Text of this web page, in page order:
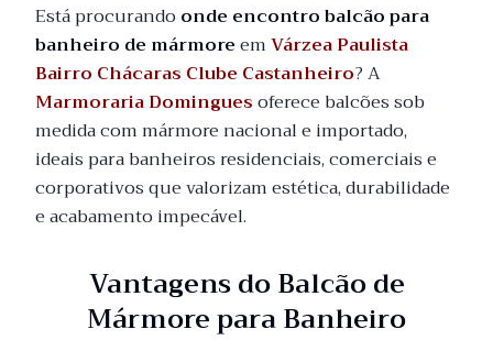
Está procurando onde encontro balcão para
banheiro de mármoreemVárzea Paulista
Bairro Chácaras Clube Castanheiro? A
Marmoraria Dominguesoferece balcões sob
medida com mármore nacional e importado,
ideais para banheiros residenciais, comerciais e
corporativos que valorizam estética, durabilidade
e acabamento impecável.
Vantagens do Balcão de
Mármore para Banheiro